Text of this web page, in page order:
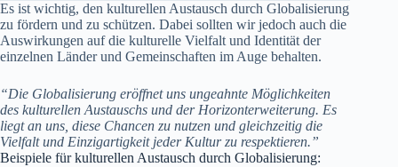
Es ist wichtig, den kulturellen Austausch durch Globalisierung
zu fördern und zu schützen. Dabei sollten wir jedoch auch die
Auswirkungen auf die kulturelle Vielfalt und Identität der
einzelnen Länder und Gemeinschaften im Auge behalten.
“Die Globalisierung eröffnet uns ungeahnte Möglichkeiten
des kulturellen Austauschs und der Horizonterweiterung. Es
liegt an uns, diese Chancen zu nutzen und gleichzeitig die
Vielfalt und Einzigartigkeit jeder Kultur zu respektieren.”
Beispiele für kulturellen Austausch durch Globalisierung: